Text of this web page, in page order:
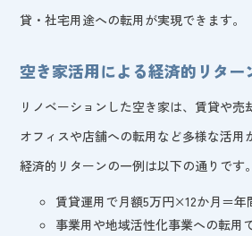
貸・社宅用途への転用が実現できます。
空き家活用による経済的リター
リノベーションした空き家は、賃貸や売
オフィスや店舗への転用など多様な活用
経済的リターンの一例は以下の通りです。
賃貸運用で月額5万円×12か月＝年
事業用や地域活性化事業への転用